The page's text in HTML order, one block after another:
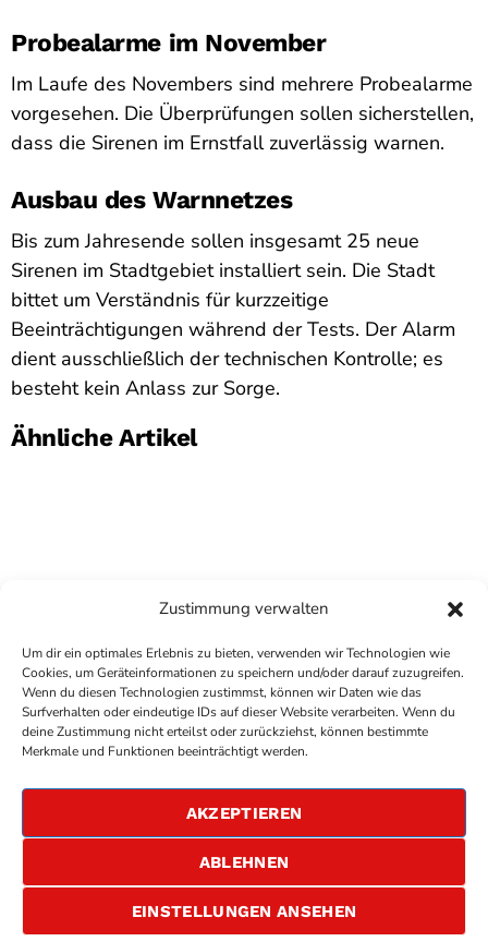
Zustimmung verwalten
Um dir ein optimales Erlebnis zu bieten, verwenden wir Technologien wie
Cookies, um Geräteinformationen zu speichern und/oder darauf zuzugreifen.
Wenn du diesen Technologien zustimmst, können wir Daten wie das
Surfverhalten oder eindeutige IDs auf dieser Website verarbeiten. Wenn du
deine Zustimmung nicht erteilst oder zurückziehst, können bestimmte
Merkmale und Funktionen beeinträchtigt werden.
AKZEPTIEREN
ABLEHNEN
EINSTELLUNGEN ANSEHEN
Probealarme im November
Im Laufe des Novembers sind mehrere Probealarme
vorgesehen. Die Überprüfungen sollen sicherstellen,
dass die Sirenen im Ernstfall zuverlässig warnen.
Ausbau des Warnnetzes
Bis zum Jahresende sollen insgesamt 25 neue
Sirenen im Stadtgebiet installiert sein. Die Stadt
bittet um Verständnis für kurzzeitige
Beeinträchtigungen während der Tests. Der Alarm
dient ausschließlich der technischen Kontrolle; es
besteht kein Anlass zur Sorge.
Ähnliche Artikel
COPYRIGHTANTENNE BAD KREUZNACH
DATENSCHUTZERKLÄRUNG
ALLGEMEINE GESCHÄFTSBEDINGUNGEN
GEWINNSPIELBEDINGUNGEN